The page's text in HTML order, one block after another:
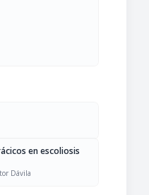
en escoliosis
Dávila